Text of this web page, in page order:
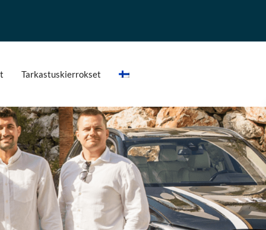
Tarkastuskierrokset